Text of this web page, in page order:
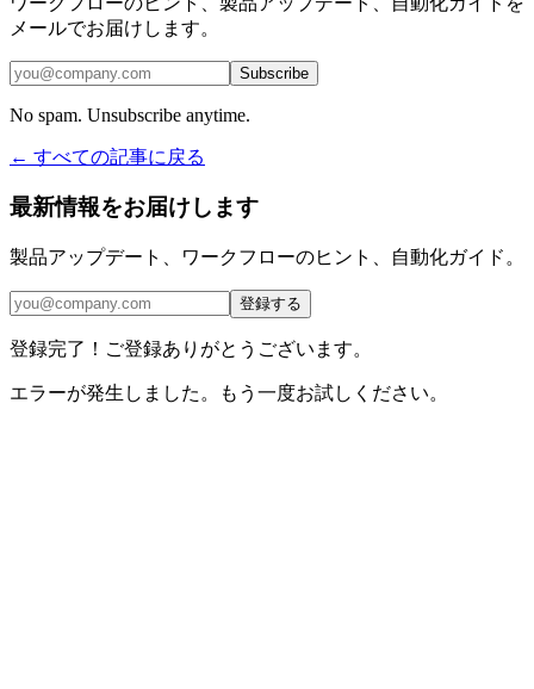
メールでお届けします。
Subscribe
No spam. Unsubscribe anytime.
← すべての記事に戻る
最新情報をお届けします
製品アップデート、ワークフローのヒント、自動化ガイド。
登録する
登録完了！ご登録ありがとうございます。
エラーが発生しました。もう一度お試しください。